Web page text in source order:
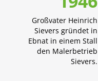
Großvater Heinrich
Sievers gründet in
Ebnat in einem Stall
den Malerbetrieb
Sievers.